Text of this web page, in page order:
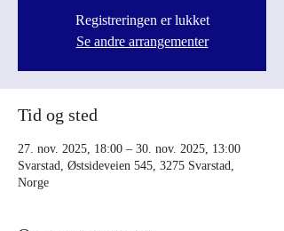
Registreringen er lukket
Se andre arrangementer
Tid og sted
27. nov. 2025, 18:00 – 30. nov. 2025, 13:00
Svarstad, Østsideveien 545, 3275 Svarstad,
Norge